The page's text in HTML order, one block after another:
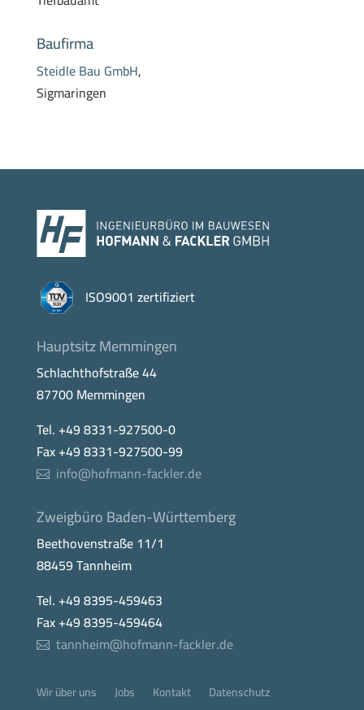
Baufirma
Steidle Bau GmbH,
Sigmaringen
ISO9001 zertifiziert
Hauptsitz Memmingen
Schlachthofstraße 44
87700 Memmingen
Tel. +49 8331-927500-0
Fax +49 8331-927500-99
info@hofmann-fackler.de
Zweigbüro Baden-Württemberg
Beethovenstraße 11/1
88459 Tannheim
Tel. +49 8395-459463
Fax +49 8395-459464
tannheim@hofmann-fackler.de
Wir über uns Jobs Kontakt
Datenschutz